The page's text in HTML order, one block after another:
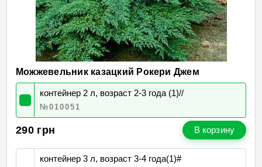
Можжевельник казацкий Рокери Джем
контейнер 2 л, возраст 2-3 года (1)//
№010051
290 грн В корзину
контейнер 3 л, возраст 3-4 года(1)#